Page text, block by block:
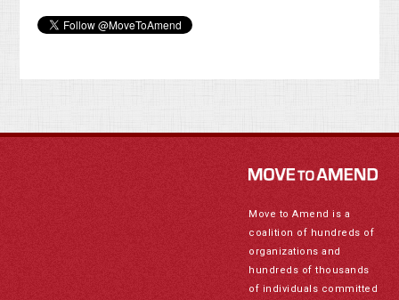
Move to Amend is a
coalition of hundreds of
organizations and
hundreds of thousands
of individuals committed